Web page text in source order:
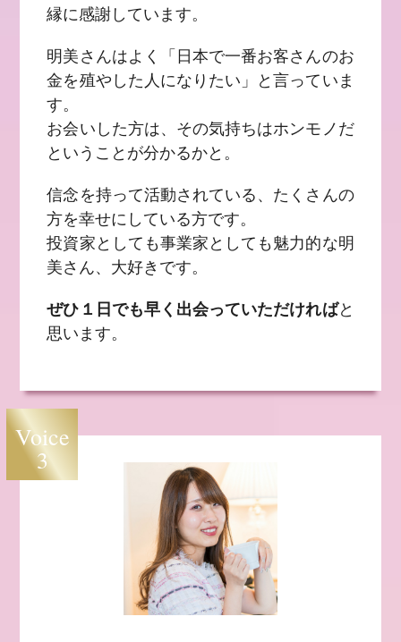
縁に感謝しています。
明美さんはよく「日本で一番お客さんのお
金を殖やした人になりたい」と言っていま
す。
お会いした方は、その気持ちはホンモノだ
ということが分かるかと。
信念を持って活動されている、たくさんの
方を幸せにしている方です。
投資家としても事業家としても魅力的な明
美さん、大好きです。
ぜひ１日でも早く出会っていただければと
思います。
Voice
3